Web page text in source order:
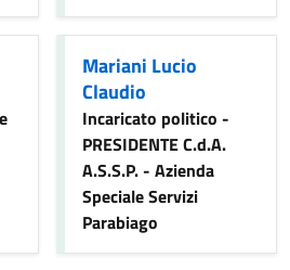
Mariani Lucio
Claudio
Incaricato politico -
PRESIDENTE C.d.A.
A.S.S.P. - Azienda
Speciale Servizi
Parabiago